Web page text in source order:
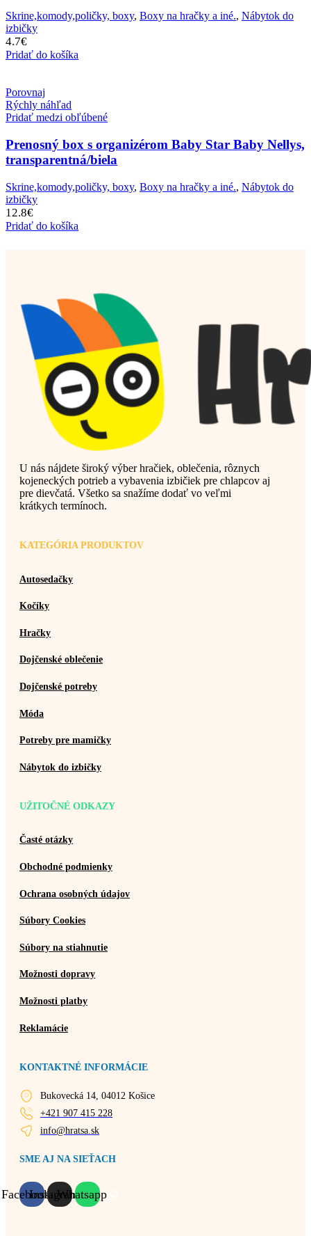
Skrine,komody,poličky, boxy, Boxy na hračky a iné., Nábytok do
izbičky
4.7€
Pridať do košíka
Porovnaj
Rýchly náhľad
Pridať medzi obľúbené
Prenosný box s organizérom Baby Star Baby Nellys,
transparentná/biela
Skrine,komody,poličky, boxy, Boxy na hračky a iné., Nábytok do
izbičky
12.8€
Pridať do košíka
U nás nájdete široký výber hračiek, oblečenia, rôznych
kojeneckých potrieb a vybavenia izbičiek pre chlapcov aj
pre dievčatá. Všetko sa snažíme dodať vo veľmi
krátkych termínoch.
KATEGÓRIA PRODUKTOV
Autosedačky
Kočíky
Hračky
Dojčenské oblečenie
Dojčenské potreby
Móda
Potreby pre mamičky
Nábytok do izbičky
UŽITOČNÉ ODKAZY
Časté otázky
Obchodné podmienky
Ochrana osobných údajov
Súbory Cookies
Súbory na stiahnutie
Možnosti dopravy
Možnosti platby
Reklamácie
KONTAKTNÉ INFORMÁCIE
Bukovecká 14, 04012 Košice
+421 907 415 228
info@hratsa.sk
SME AJ NA SIEŤACH
FacebookInstagramWhatsapp